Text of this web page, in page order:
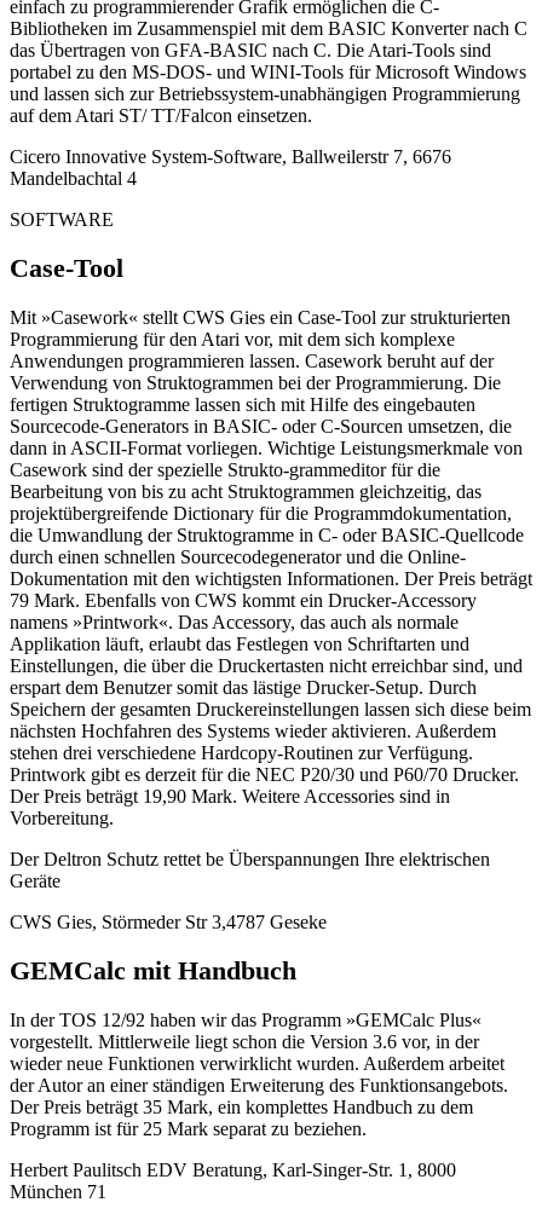
einfach zu programmierender Grafik ermöglichen die C-
Bibliotheken im Zusammenspiel mit dem BASIC Konverter nach C
das Übertragen von GFA-BASIC nach C. Die Atari-Tools sind
portabel zu den MS-DOS- und WINI-Tools für Microsoft Windows
und lassen sich zur Betriebssystem-unabhängigen Programmierung
auf dem Atari ST/ TT/Falcon einsetzen.
Cicero Innovative System-Software, Ballweilerstr 7, 6676
Mandelbachtal 4
SOFTWARE
Case-Tool
Mit »Casework« stellt CWS Gies ein Case-Tool zur strukturierten
Programmierung für den Atari vor, mit dem sich komplexe
Anwendungen programmieren lassen. Casework beruht auf der
Verwendung von Struktogrammen bei der Programmierung. Die
fertigen Struktogramme lassen sich mit Hilfe des eingebauten
Sourcecode-Generators in BASIC- oder C-Sourcen umsetzen, die
dann in ASCII-Format vorliegen. Wichtige Leistungsmerkmale von
Casework sind der spezielle Strukto-grammeditor für die
Bearbeitung von bis zu acht Struktogrammen gleichzeitig, das
projektübergreifende Dictionary für die Programmdokumentation,
die Umwandlung der Struktogramme in C- oder BASIC-Quellcode
durch einen schnellen Sourcecodegenerator und die Online-
Dokumentation mit den wichtigsten Informationen. Der Preis beträgt
79 Mark. Ebenfalls von CWS kommt ein Drucker-Accessory
namens »Printwork«. Das Accessory, das auch als normale
Applikation läuft, erlaubt das Festlegen von Schriftarten und
Einstellungen, die über die Druckertasten nicht erreichbar sind, und
erspart dem Benutzer somit das lästige Drucker-Setup. Durch
Speichern der gesamten Druckereinstellungen lassen sich diese beim
nächsten Hochfahren des Systems wieder aktivieren. Außerdem
stehen drei verschiedene Hardcopy-Routinen zur Verfügung.
Printwork gibt es derzeit für die NEC P20/30 und P60/70 Drucker.
Der Preis beträgt 19,90 Mark. Weitere Accessories sind in
Vorbereitung.
Der Deltron Schutz rettet be Überspannungen Ihre elektrischen
Geräte
CWS Gies, Störmeder Str 3,4787 Geseke
GEMCalc mit Handbuch
In der TOS 12/92 haben wir das Programm »GEMCalc Plus«
vorgestellt. Mittlerweile liegt schon die Version 3.6 vor, in der
wieder neue Funktionen verwirklicht wurden. Außerdem arbeitet
der Autor an einer ständigen Erweiterung des Funktionsangebots.
Der Preis beträgt 35 Mark, ein komplettes Handbuch zu dem
Programm ist für 25 Mark separat zu beziehen.
Herbert Paulitsch EDV Beratung, Karl-Singer-Str. 1, 8000
München 71